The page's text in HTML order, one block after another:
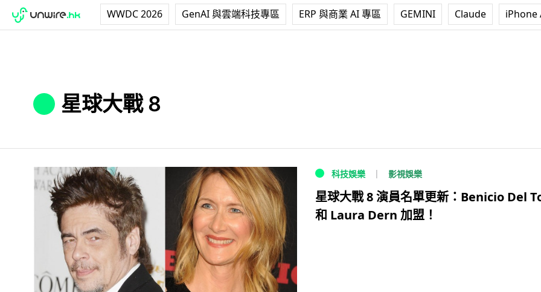
WWDC 2026 GenAI 與雲端科技專區 ERP 與商業 AI 專區 GEMINI Claude iPhone
星球大戰 8
科技娛樂 影視娛樂
星球大戰 8 演員名單更新：Benicio Del
和 Laura Dern 加盟！